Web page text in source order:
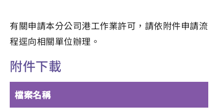
有關申請本分公司港工作業許可，請依附件申請流
程逕向相關單位辦理。
附件下載
檔案名稱